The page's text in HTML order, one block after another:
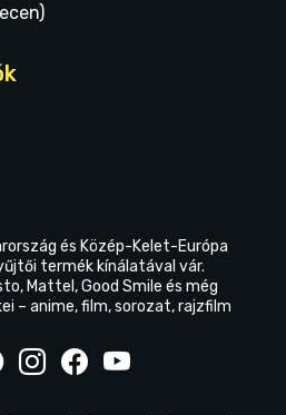
és Közép-Kelet-Európa
termék kínálatával vár.
Mattel, Good Smile és még
– anime, film, sorozat, rajzfilm